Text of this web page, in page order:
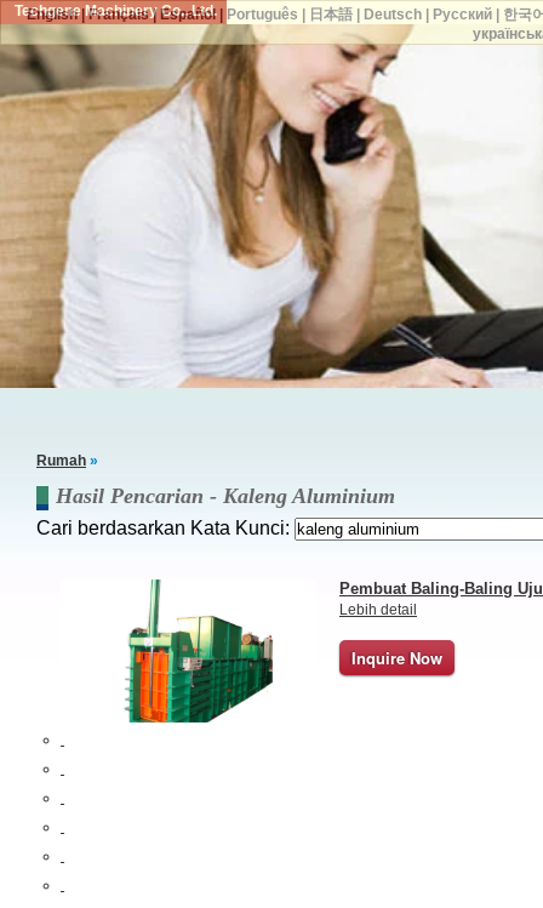
Techgene Machinery Co., Ltd.
Rumah »
Hasil Pencarian - Kaleng Aluminium
Cari berdasarkan Kata Kunci:
Pembuat Baling-Baling
Lebih detail
Inquire Now
English|Français| Español| Português 日本語| Deutsch| Русский|
한국